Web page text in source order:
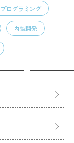
プログラミング
内製開発